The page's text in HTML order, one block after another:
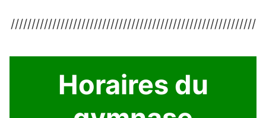
///////////////////////////////////////////////////////////
Horaires du